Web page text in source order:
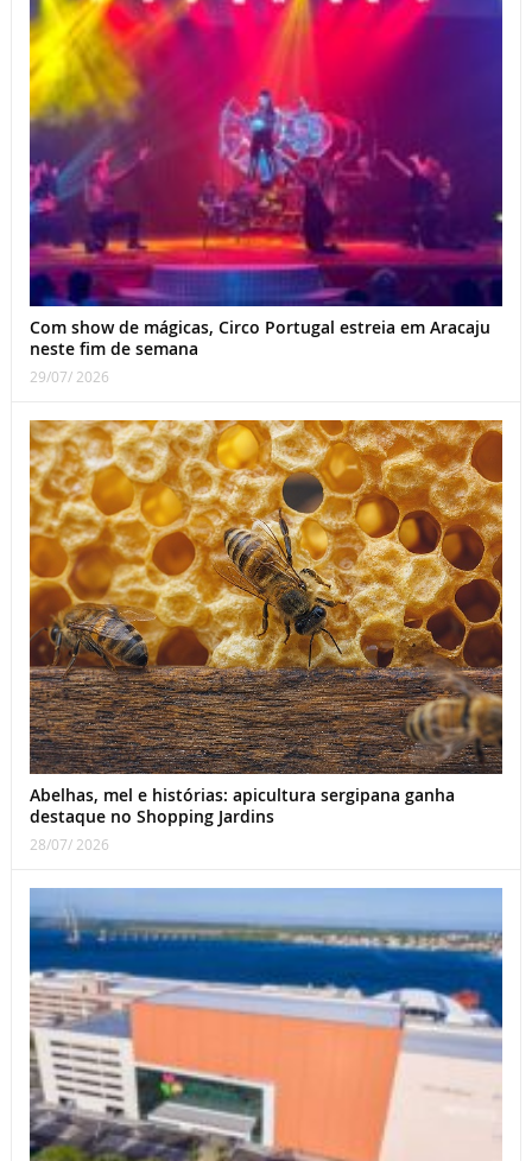
Com show de mágicas, Circo Portugal estreia em Aracaju
neste fim de semana
29/07/ 2026
Abelhas, mel e histórias: apicultura sergipana ganha
destaque no Shopping Jardins
28/07/ 2026